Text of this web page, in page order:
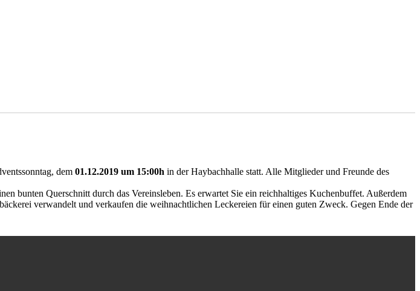
dem 01.12.2019 um 15:00h in der Haybachhalle statt. Alle Mitglieder und Freunde des
bunten Querschnitt durch das Vereinsleben. Es erwartet Sie ein reichhaltiges Kuchenbuffet. Außerdem
verwandelt und verkaufen die weihnachtlichen Leckereien für einen guten Zweck. Gegen Ende der